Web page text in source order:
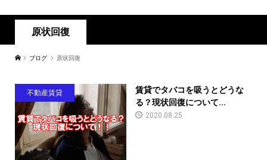
原状回復
ブログ 原状回復
不動産賃貸
賃貸でタバコを吸うとどうな
る？現状回復について...
2020.08.25